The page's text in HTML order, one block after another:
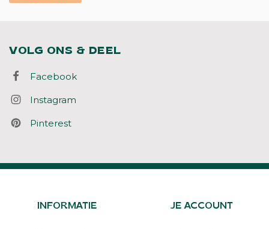
VOLG ONS & DEEL
Facebook
Instagram
Pinterest
INFORMATIE JE ACCOUNT